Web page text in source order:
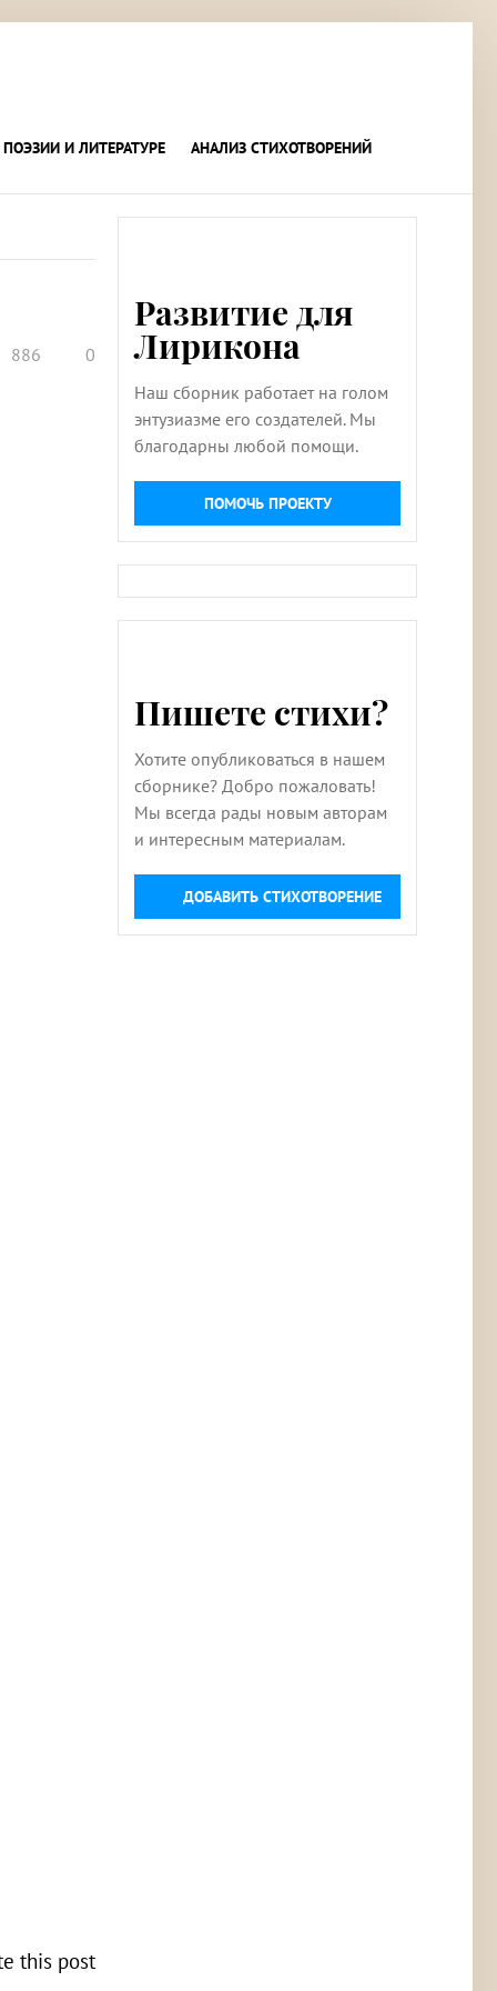
И ЛИТЕРАТУРЕ АНАЛИЗ СТИХОТВОРЕНИЙ
886 0
this post
Развитие для
Лирикона
Наш сборник работает на голом
энтузиазме его создателей. Мы
благодарны любой помощи.
ПОМОЧЬ ПРОЕКТУ
Пишете стихи?
Хотите опубликоваться в нашем
сборнике? Добро пожаловать!
Мы всегда рады новым авторам
и интересным материалам.
ДОБАВИТЬ СТИХОТВОРЕНИЕ